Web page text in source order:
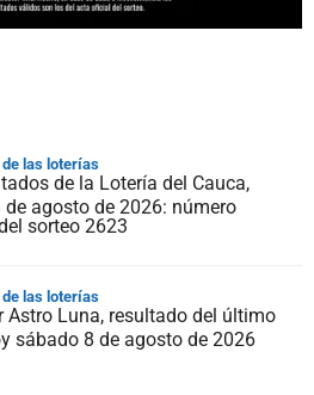
las loterías
de la Lotería del Cauca,
agosto de 2026: número
sorteo 2623
las loterías
Astro Luna, resultado del último
sábado 8 de agosto de 2026